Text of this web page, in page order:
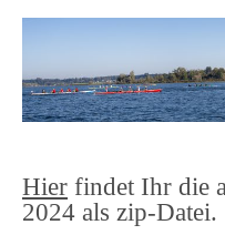
Hier findet Ihr die
2024 als zip-Datei.